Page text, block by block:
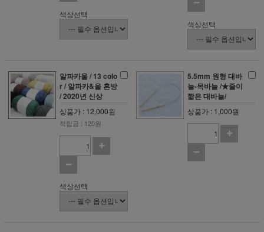
색상선택
색상선택
알파카울 / 13 colo
r / 알파카&울 혼방
/ 2020년 신상
상품가 : 12,000원
적립금 : 120원
색상선택
5.5mm 원형 대바
늘-목바늘 /★줄이
짧은 대바늘/
상품가 : 1,000원